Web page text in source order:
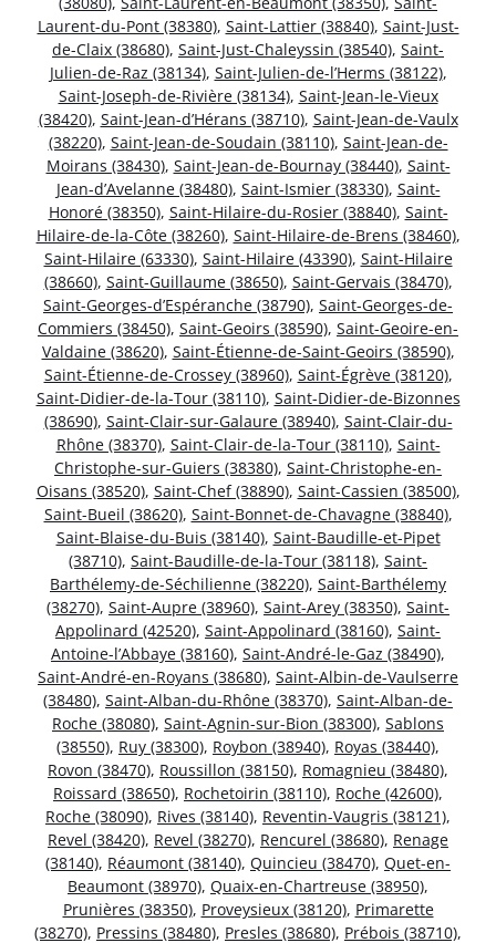
Laurent-du-Pont (38380), Saint-Lattier (38840), Saint-Just-
de-Claix (38680), Saint-Just-Chaleyssin (38540), Saint-
Julien-de-Raz (38134), Saint-Julien-de-l’Herms (38122),
Saint-Joseph-de-Rivière (38134), Saint-Jean-le-Vieux
(38420), Saint-Jean-d’Hérans (38710), Saint-Jean-de-Vaulx
(38220), Saint-Jean-de-Soudain (38110), Saint-Jean-de-
Moirans (38430), Saint-Jean-de-Bournay (38440), Saint-
Jean-d’Avelanne (38480), Saint-Ismier (38330), Saint-
Honoré (38350), Saint-Hilaire-du-Rosier (38840), Saint-
Hilaire-de-la-Côte (38260), Saint-Hilaire-de-Brens (38460),
Saint-Hilaire (63330), Saint-Hilaire (43390), Saint-Hilaire
(38660), Saint-Guillaume (38650), Saint-Gervais (38470),
Saint-Georges-d’Espéranche (38790), Saint-Georges-de-
Commiers (38450), Saint-Geoirs (38590), Saint-Geoire-en-
Valdaine (38620), Saint-Étienne-de-Saint-Geoirs (38590),
Saint-Étienne-de-Crossey (38960), Saint-Égrève (38120),
Saint-Didier-de-la-Tour (38110), Saint-Didier-de-Bizonnes
(38690), Saint-Clair-sur-Galaure (38940), Saint-Clair-du-
Rhône (38370), Saint-Clair-de-la-Tour (38110), Saint-
Christophe-sur-Guiers (38380), Saint-Christophe-en-
Oisans (38520), Saint-Chef (38890), Saint-Cassien (38500),
Saint-Bueil (38620), Saint-Bonnet-de-Chavagne (38840),
Saint-Blaise-du-Buis (38140), Saint-Baudille-et-Pipet
(38710), Saint-Baudille-de-la-Tour (38118), Saint-
Barthélemy-de-Séchilienne (38220), Saint-Barthélemy
(38270), Saint-Aupre (38960), Saint-Arey (38350), Saint-
Appolinard (42520), Saint-Appolinard (38160), Saint-
Antoine-l’Abbaye (38160), Saint-André-le-Gaz (38490),
Saint-André-en-Royans (38680), Saint-Albin-de-Vaulserre
(38480), Saint-Alban-du-Rhône (38370), Saint-Alban-de-
Roche (38080), Saint-Agnin-sur-Bion (38300), Sablons
(38550), Ruy (38300), Roybon (38940), Royas (38440),
Rovon (38470), Roussillon (38150), Romagnieu (38480),
Roissard (38650), Rochetoirin (38110), Roche (42600),
Roche (38090), Rives (38140), Reventin-Vaugris (38121),
Revel (38420), Revel (38270), Rencurel (38680), Renage
(38140), Réaumont (38140), Quincieu (38470), Quet-en-
Beaumont (38970), Quaix-en-Chartreuse (38950),
Prunières (38350), Proveysieux (38120), Primarette
(38270), Pressins (38480), Presles (38680), Prébois (38710),